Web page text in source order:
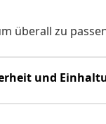
überall zu
und